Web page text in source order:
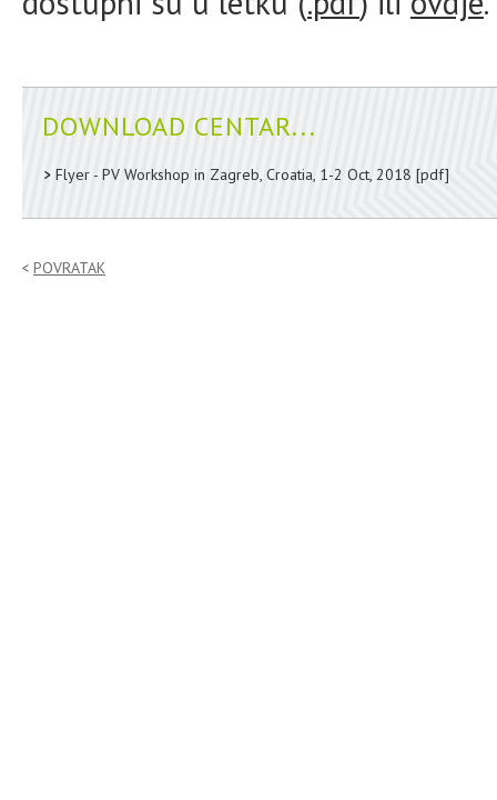
DOWNLOAD CENTAR...
Flyer - PV Workshop in Zagreb, Croatia, 1-2 Oct, 2018 [pdf]
POVRATAK